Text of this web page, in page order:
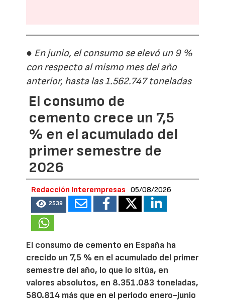
● En junio, el consumo se elevó un 9 %
con respecto al mismo mes del año
anterior, hasta las 1.562.747 toneladas
El consumo de
cemento crece un 7,5
% en el acumulado del
primer semestre de
2026
Redacción Interempresas 05/08/2026
2539
El consumo de cemento en España ha
crecido un 7,5 % en el acumulado del primer
semestre del año, lo que lo sitúa, en
valores absolutos, en 8.351.083 toneladas,
580.814 más que en el periodo enero-junio